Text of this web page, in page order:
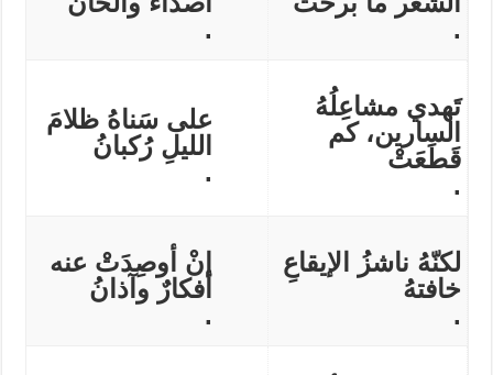
.
.
تَهدي مشاعِلُهُ
السارين، كم
قَطَعَتْ
.
على سَناهُ ظلامَ
الليلِ رُكبانُ
.
لكنّهُ ناشزُ الإيقاعِ
خافتهُ
.
إنْ أوصِدَتْ عنه
أفكارٌ وآذانُ
.